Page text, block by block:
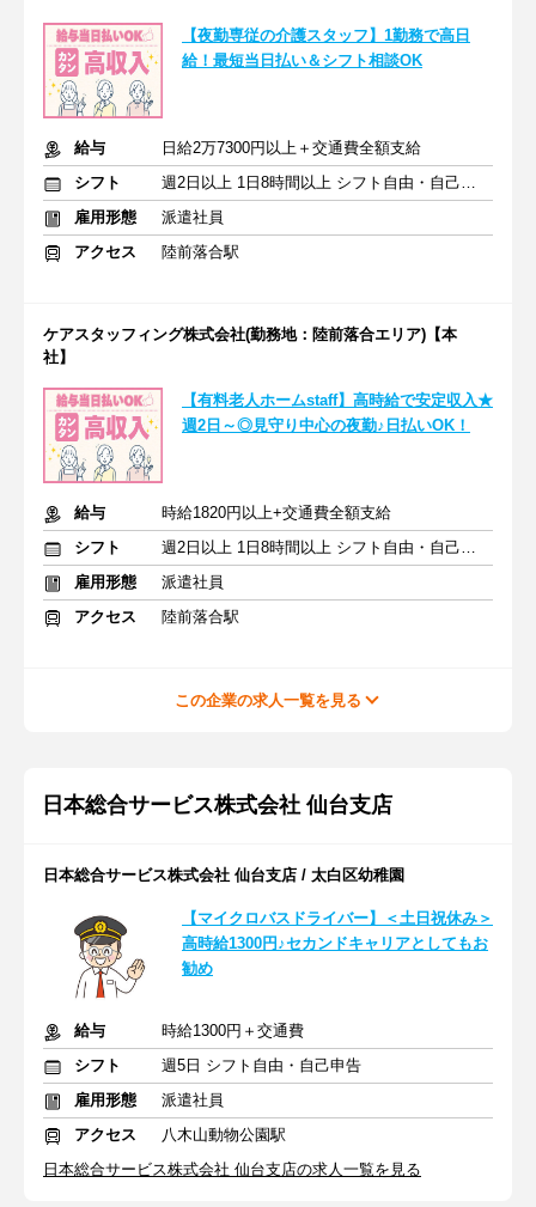
【夜勤専従の介護スタッフ】1勤務で高日
給！最短当日払い＆シフト相談OK
給与
日給2万7300円以上＋交通費全額支給
シフト
週2日以上 1日8時間以上 シフト自由・自己申告
雇用形態
派遣社員
アクセス
陸前落合駅
ケアスタッフィング株式会社(勤務地：陸前落合エリア)【本
社】
【有料老人ホームstaff】高時給で安定収入★
週2日～◎見守り中心の夜勤♪日払いOK！
給与
時給1820円以上+交通費全額支給
シフト
週2日以上 1日8時間以上 シフト自由・自己申告
雇用形態
派遣社員
アクセス
陸前落合駅
この企業の求人一覧を見る
日本総合サービス株式会社 仙台支店
日本総合サービス株式会社 仙台支店 / 太白区幼稚園
【マイクロバスドライバー】＜土日祝休み＞
高時給1300円♪セカンドキャリアとしてもお
勧め
給与
時給1300円＋交通費
シフト
週5日 シフト自由・自己申告
雇用形態
派遣社員
アクセス
八木山動物公園駅
日本総合サービス株式会社 仙台支店の求人一覧を見る